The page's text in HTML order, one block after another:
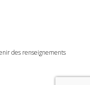
des renseignements